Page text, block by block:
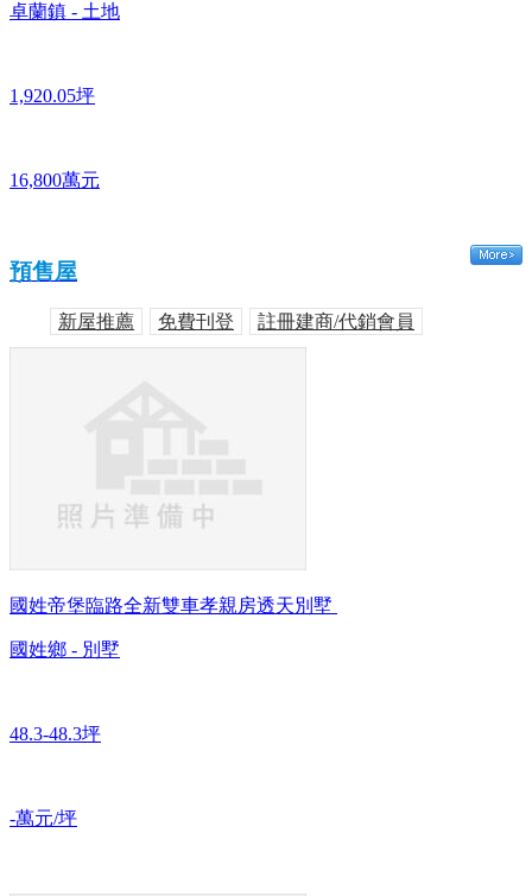
卓蘭鎮 - 土地
1,920.05坪
16,800萬元
預售屋
新屋推薦 免費刊登 註冊建商/代銷會員
國姓帝堡臨路全新雙車孝親房透天別墅
國姓鄉 - 別墅
48.3-48.3坪
-萬元/坪